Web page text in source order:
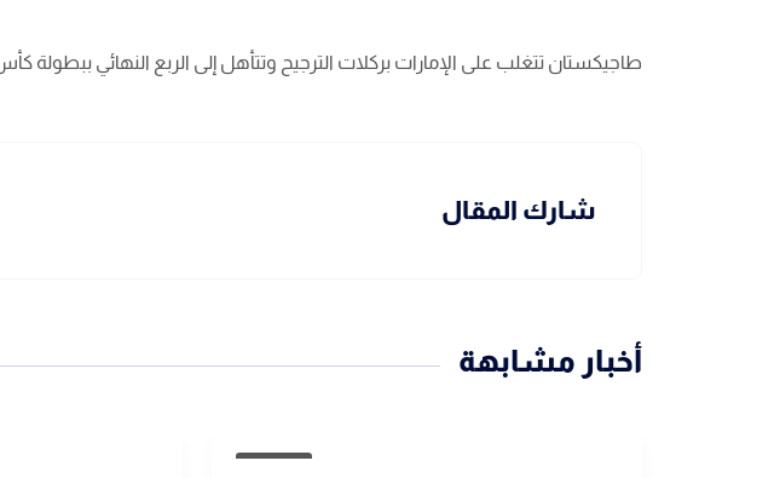
طاجيكستان تتغلب على الإمارات بركلات الترجيح وتتأهل إلى الربع النهائي ببطولة
شارك المقال
أخبار مشابهة